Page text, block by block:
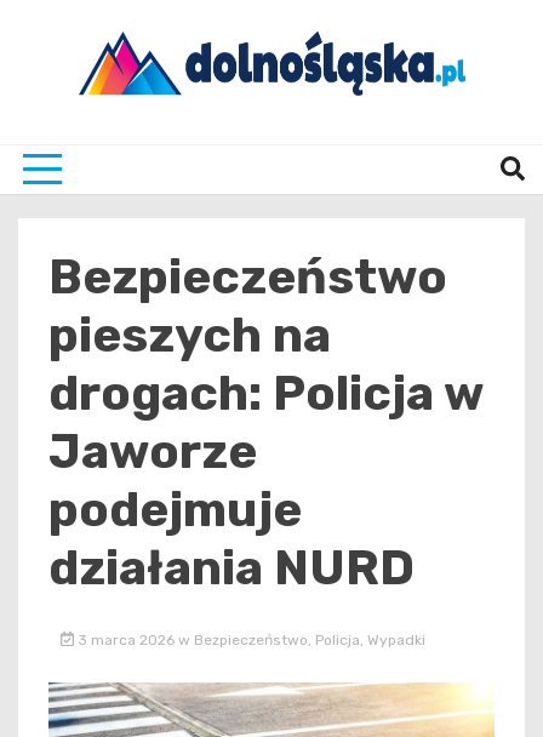
Bezpieczeństwo
pieszych na
drogach: Policja w
Jaworze
podejmuje
działania NURD
3 marca 2026 w Bezpieczeństwo Policja Wypadki